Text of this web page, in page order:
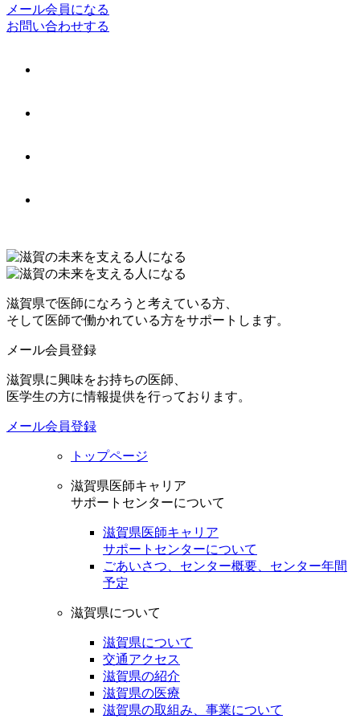
メール会員になる
お問い合わせする
滋賀県で医師になろうと考えている方、
そして医師で働かれている方をサポートします。
メール会員登録
滋賀県に興味をお持ちの医師、
医学生の方に情報提供を行っております。
メール会員登録
トップページ
滋賀県医師キャリア
サポートセンターについて
滋賀県医師キャリア
サポートセンターについて
ごあいさつ、センター概要、センター年間
予定
滋賀県について
滋賀県について
交通アクセス
滋賀県の紹介
滋賀県の医療
滋賀県の取組み、事業について